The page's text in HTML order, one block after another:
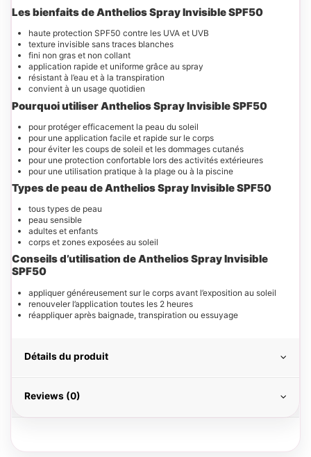
Les bienfaits de Anthelios Spray Invisible SPF50
haute protection SPF50 contre les UVA et UVB
texture invisible sans traces blanches
fini non gras et non collant
application rapide et uniforme grâce au spray
résistant à l’eau et à la transpiration
convient à un usage quotidien
Pourquoi utiliser Anthelios Spray Invisible SPF50
pour protéger efficacement la peau du soleil
pour une application facile et rapide sur le corps
pour éviter les coups de soleil et les dommages cutanés
pour une protection confortable lors des activités extérieures
pour une utilisation pratique à la plage ou à la piscine
Types de peau de Anthelios Spray Invisible SPF50
tous types de peau
peau sensible
adultes et enfants
corps et zones exposées au soleil
Conseils d’utilisation de Anthelios Spray Invisible
SPF50
appliquer généreusement sur le corps avant l’exposition au soleil
renouveler l’application toutes les 2 heures
réappliquer après baignade, transpiration ou essuyage
Détails du produit
Reviews (0)